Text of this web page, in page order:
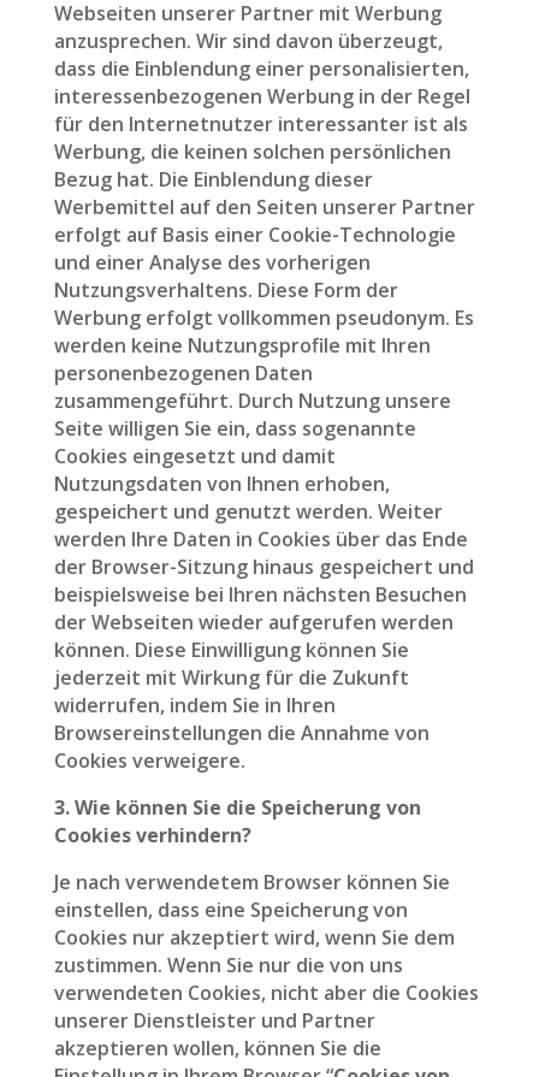
Webseiten unserer Partner mit Werbung
anzusprechen. Wir sind davon überzeugt,
dass die Einblendung einer personalisierten,
interessenbezogenen Werbung in der Regel
für den Internetnutzer interessanter ist als
Werbung, die keinen solchen persönlichen
Bezug hat. Die Einblendung dieser
Werbemittel auf den Seiten unserer Partner
erfolgt auf Basis einer Cookie-Technologie
und einer Analyse des vorherigen
Nutzungsverhaltens. Diese Form der
Werbung erfolgt vollkommen pseudonym. Es
werden keine Nutzungsprofile mit Ihren
personenbezogenen Daten
zusammengeführt. Durch Nutzung unsere
Seite willigen Sie ein, dass sogenannte
Cookies eingesetzt und damit
Nutzungsdaten von Ihnen erhoben,
gespeichert und genutzt werden. Weiter
werden Ihre Daten in Cookies über das Ende
der Browser-Sitzung hinaus gespeichert und
beispielsweise bei Ihren nächsten Besuchen
der Webseiten wieder aufgerufen werden
können. Diese Einwilligung können Sie
jederzeit mit Wirkung für die Zukunft
widerrufen, indem Sie in Ihren
Browsereinstellungen die Annahme von
Cookies verweigere.
3. Wie können Sie die Speicherung von
Cookies verhindern?
Je nach verwendetem Browser können Sie
einstellen, dass eine Speicherung von
Cookies nur akzeptiert wird, wenn Sie dem
zustimmen. Wenn Sie nur die von uns
verwendeten Cookies, nicht aber die Cookies
unserer Dienstleister und Partner
akzeptieren wollen, können Sie die